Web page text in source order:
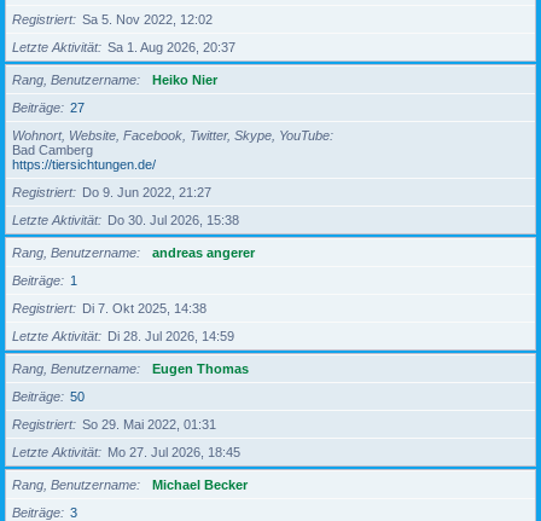
Registriert
Sa 5. Nov 2022, 12:02
Letzte Aktivität
Sa 1. Aug 2026, 20:37
Rang, Benutzername
Heiko Nier
Beiträge
27
Wohnort, Website, Facebook, Twitter, Skype, YouTube
Bad Camberg
https://tiersichtungen.de/
Registriert
Do 9. Jun 2022, 21:27
Letzte Aktivität
Do 30. Jul 2026, 15:38
Rang, Benutzername
andreas angerer
Beiträge
1
Registriert
Di 7. Okt 2025, 14:38
Letzte Aktivität
Di 28. Jul 2026, 14:59
Rang, Benutzername
Eugen Thomas
Beiträge
50
Registriert
So 29. Mai 2022, 01:31
Letzte Aktivität
Mo 27. Jul 2026, 18:45
Rang, Benutzername
Michael Becker
Beiträge
3